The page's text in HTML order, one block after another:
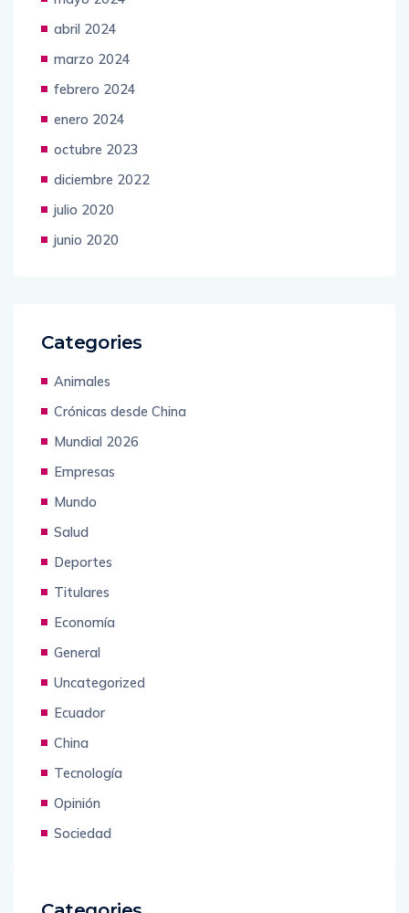
abril 2024
marzo 2024
febrero 2024
enero 2024
octubre 2023
diciembre 2022
julio 2020
junio 2020
Categories
Animales
Crónicas desde China
Mundial 2026
Empresas
Mundo
Salud
Deportes
Titulares
Economía
General
Uncategorized
Ecuador
China
Tecnología
Opinión
Sociedad